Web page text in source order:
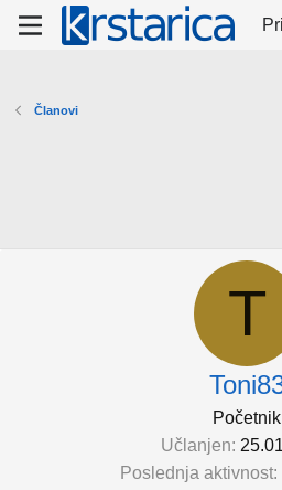
Članovi
T
Početnik
Učlanjen
Poslednja aktivnost